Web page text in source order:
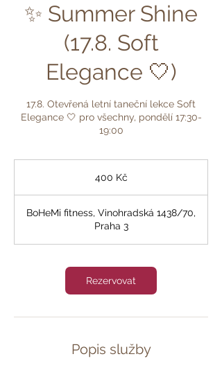
✨ Summer Shine
(17.8. Soft
Elegance 🤍)
17.8. Otevřená letní taneční lekce Soft
Elegance 🤍 pro všechny, pondělí 17:30-
19:00
400 Kč
BoHeMi fitness, Vinohradská 1438/70,
Praha 3
Rezervovat
Popis služby